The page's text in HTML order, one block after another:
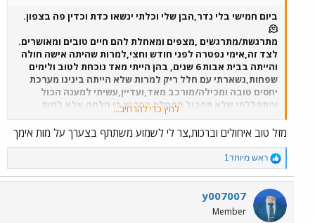
ביום חמישי בלי נדר,הבן שלי וכלתי ינשאו כדת וכדין פה בצפון.
🫠
מתרגשת/מתרגשים ,מצפים ומאחלת להם חיים טובים ומאושרים.
לצד זה,אימי נפטרה לפני חודש וחצי,למרות שהיתה אישה חולה
והייתה בבית אבות 6 שנים, בהן הייתי מאד נוכחת לטוב ולימים
שפחות,נשארתי עם חלל ריק למרות שלא הייתה בינינו מערכת
יחסים טובה ומכילה/מורכב מאד,ועדיין,עשיתי למענה הכול
והתפללתי שלא תסבול ממחלת הסרטן בו חלתה,אלא למות
ריקנות שלא חשבתי שארגיש.
לחץ כדי להרחיב...
מזל טוב איחולים וברכות,צר לי לשמוע משתתף בצערך על מות אימך
R
e
a
c
t
i
ראש מיוחד1
y007007
Member